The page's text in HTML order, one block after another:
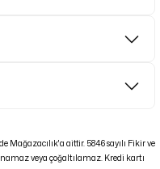
Mağazacılık'a aittir. 5846 sayılı Fikir ve
veya çoğaltılamaz. Kredi kartı